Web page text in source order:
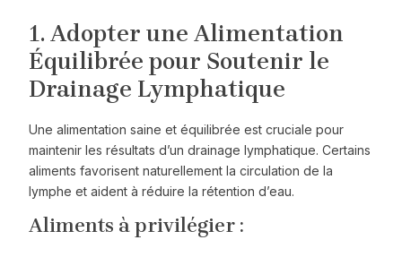
1. Adopter une Alimentation
Équilibrée pour Soutenir le
Drainage Lymphatique
Une alimentation saine et équilibrée est cruciale pour
maintenir les résultats d’un drainage lymphatique. Certains
aliments favorisent naturellement la circulation de la
lymphe et aident à réduire la rétention d’eau.
Aliments à privilégier :